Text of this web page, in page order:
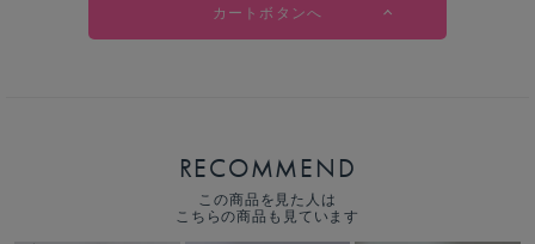
カートボタンへ
RECOMMEND
この商品を見た人は
こちらの商品も見ています